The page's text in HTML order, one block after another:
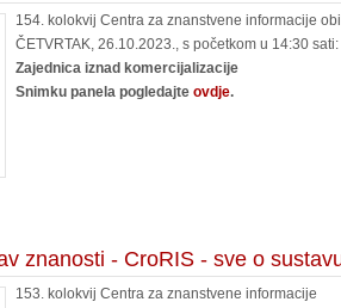
154. kolokvij Centra za znanstvene informacije
ČETVRTAK, 26.10.2023., s početkom u 14:30 sati:
Zajednica iznad komercijalizacije
Snimku panela pogledajte ovdje.
znanosti - CroRIS - sve o
153. kolokvij Centra za znanstvene informacije